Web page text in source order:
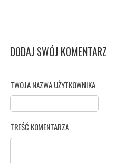
DODAJ SWÓJ KOMENTARZ
TWOJA NAZWA UŻYTKOWNIKA
TREŚĆ KOMENTARZA